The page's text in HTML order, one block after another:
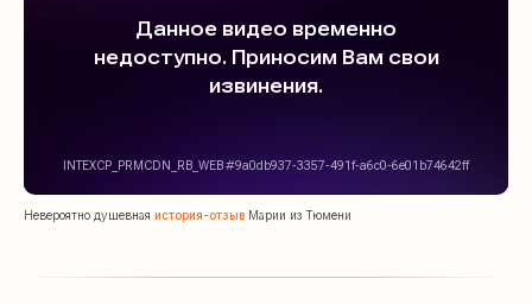
Невероятно душевная история-отзыв Марии из Тюмени